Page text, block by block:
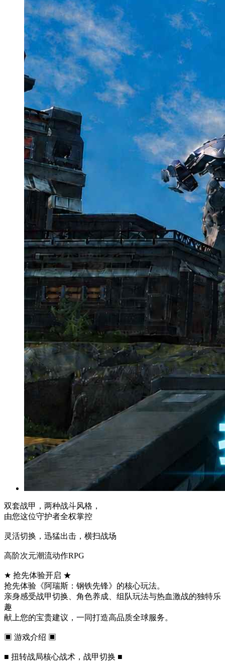
双套战甲，两种战斗风格，
由您这位守护者全权掌控
灵活切换，迅猛出击，横扫战场
高阶次元潮流动作RPG
★ 抢先体验开启 ★
抢先体验《阿瑞斯：钢铁先锋》的核心玩法。
亲身感受战甲切换、角色养成、组队玩法与热血激战的独特乐
趣
献上您的宝贵建议，一同打造高品质全球服务。
▣ 游戏介绍 ▣
■ 扭转战局核心战术，战甲切换 ■